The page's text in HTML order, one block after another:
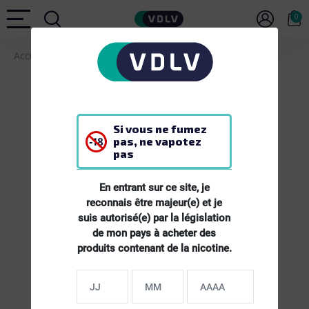
Si vous ne fumez
pas, ne vapotez
pas
En entrant sur ce site, je
reconnais être majeur(e) et je
suis autorisé(e) par la législation
de mon pays à acheter des
produits contenant de la nicotine.
0
Accueil E-LIQUIDES E-liquide PAB Caramel - 50ml